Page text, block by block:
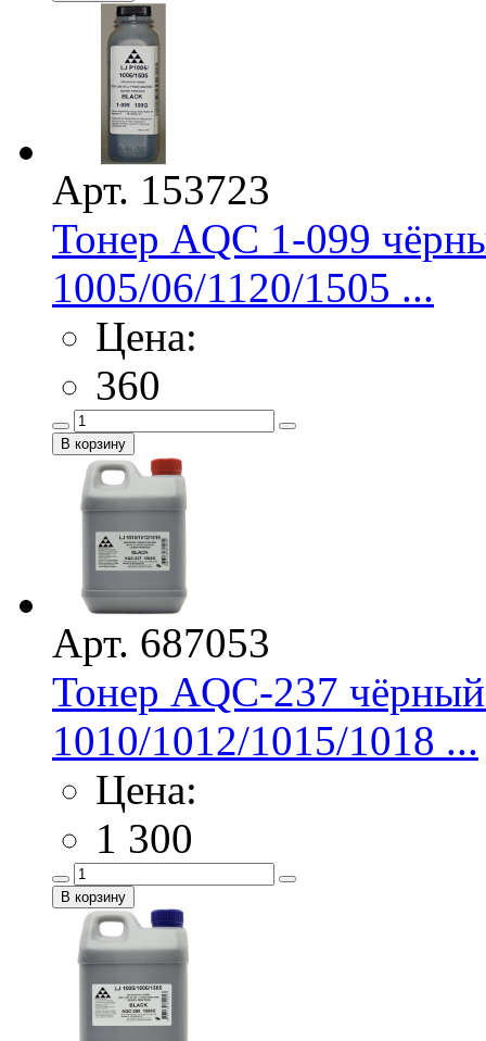
Арт. 153723
Тонер AQC 1-099
1005/06/1120/1505 ...
Цена:
360
Арт. 687053
Тонер AQC-237
1010/1012/1015/1018 ...
Цена:
1 300